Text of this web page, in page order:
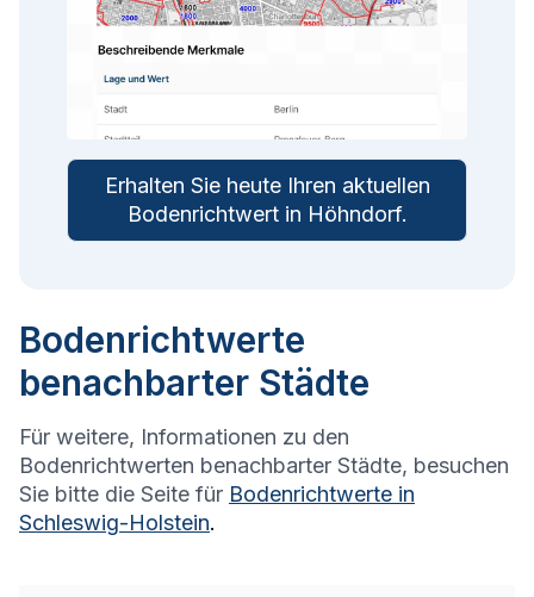
Erhalten Sie heute Ihren aktuellen
Bodenrichtwert in Höhndorf.
Bodenrichtwerte
benachbarter Städte
Für weitere, Informationen zu den
Bodenrichtwerten benachbarter Städte, besuchen
Sie bitte die Seite für Bodenrichtwerte in
Schleswig-Holstein.